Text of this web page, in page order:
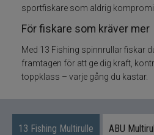
Flugfiske
Vinterfiske
Kläder
Trolling
sportfiskare som aldrig
För fiskare som kräver mer
Med 13 Fishing spinnrullar fiskar
framtagen för att ge dig kraft,
toppklass – varje gång du kastar.
13 Fishing Multirulle ABU